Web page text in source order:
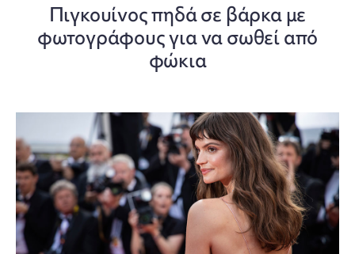
Πιγκουίνος πηδά σε βάρκα με
φωτογράφους για να σωθεί από
φώκια